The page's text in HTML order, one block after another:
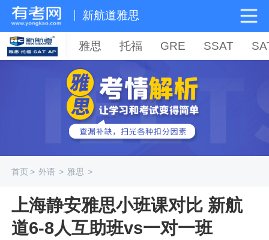
新航道雅思
雅思 托福 GRE SSAT
首页> 外语 > 雅思 >
上海静安雅思小班课对比 新航
道6-8人互助班vs一对一班